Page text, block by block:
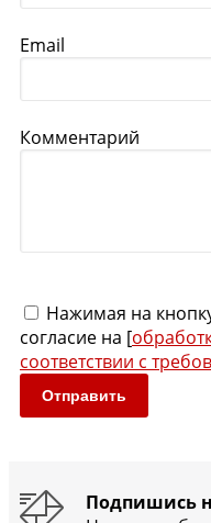
Email
Комментарий
Нажимая на
согласие на [
соответствии с
Отправить
Подпишись